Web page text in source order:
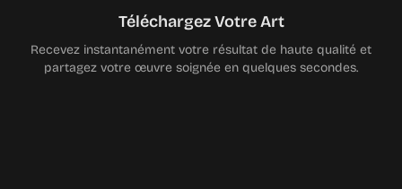
Téléchargez Votre Art
Recevez instantanément votre résultat de haute qualité et
partagez votre œuvre soignée en quelques secondes.